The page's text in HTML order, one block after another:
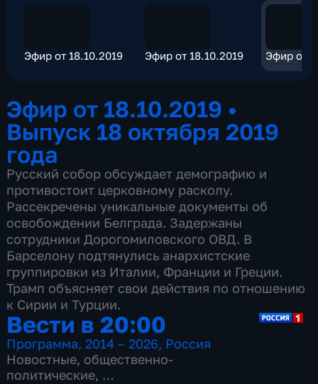
Эфир от 18.10.2019 Эфир от 18.10.2019 Эфир от
Эфир от 18.10.2019 •
Выпуск 18 октября 2019
года
Русский собор обсуждает демографию и
противостоит церковному расколу.
Рассекречены уникальные документы об
освобождении Белграда. Задержаны
сотрудники Дорогомиловского ОВД. В
Барселону подтянулись анархистские
группировки из Италии, Франции и Греции.
Трамп объясняет свои действия по отношению
к Сирии и Турции.
Вести в 20:00
Программа,2014 – 2026, Россия
Новостные, общественно-
политические,